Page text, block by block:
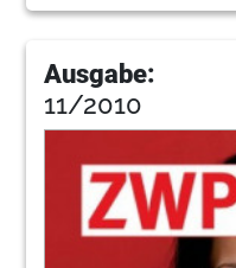
Ausgabe:
11/2010